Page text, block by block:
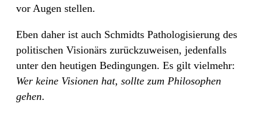
vor Augen stellen.
Eben daher ist auch Schmidts Pathologisierung des
politischen Visionärs zurückzuweisen, jedenfalls
unter den heutigen Bedingungen. Es gilt vielmehr:
Wer keine Visionen hat, sollte zum Philosophen
gehen.